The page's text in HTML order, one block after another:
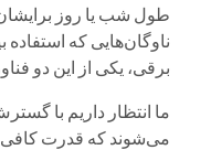
طول شب یا روز برایشان
ناوگان‌هایی که
برقی، یکی از این دو
ما انتظار داریم با
می‌شوند که قدرت کافی